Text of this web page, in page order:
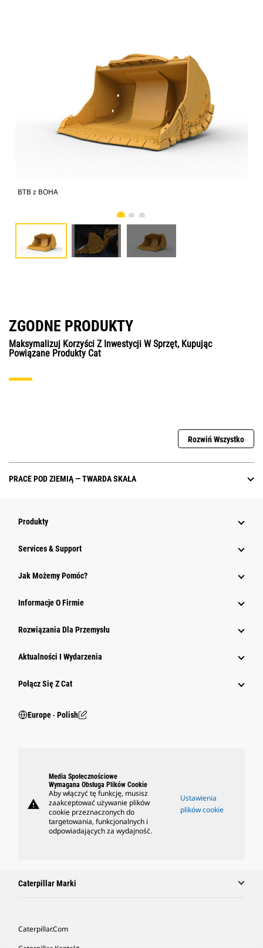
BTB z BOHA
ZGODNE PRODUKTY
Maksymalizuj Korzyści Z Inwestycji W Sprzęt, Kupując
Powiązane Produkty Cat
Rozwiń Wszystko
PRACE POD ZIEMIĄ — TWARDA SKAŁA
Produkty
Services & Support
Jak Możemy Pomóc?
Informacje O Firmie
Rozwiązania Dla Przemysłu
Aktualności I Wydarzenia
Połącz Się Z Cat
Europe ‧ Polish
warning
Media Społecznościowe
Wymagana Obsługa Plików Cookie
Aby włączyć tę funkcję, musisz
zaakceptować używanie plików
cookie przeznaczonych do
targetowania, funkcjonalnych i
odpowiadających za wydajność.
Ustawienia
plików cookie
Caterpillar Marki
Caterpillar.com